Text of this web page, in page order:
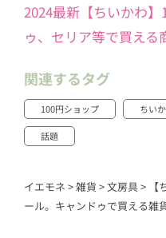
2024最新【ちいかわ
ゥ、セリア等で買える
関連するタグ
100円ショップ ちい
話題
イエモネ >雑貨 >文房具>
ール。キャンドゥで買える雑